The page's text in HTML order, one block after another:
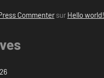
Commentersur Hello world!